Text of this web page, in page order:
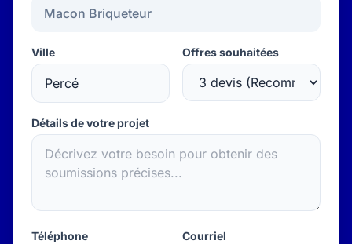
Ville Offres souhaitées
Détails de votre projet
Téléphone Courriel